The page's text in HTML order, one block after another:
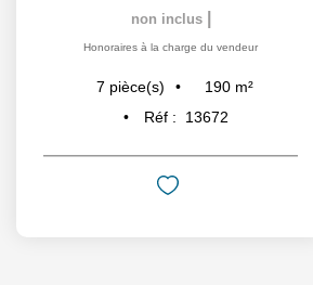
non inclus
Honoraires à la charge du vendeur
7 pièce(s) 190 m²
Réf :
13672